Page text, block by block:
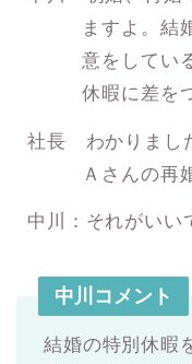
ますよ。結
意をしてい
休暇に差を
社長 わかりまし
Ａさんの再
中川：それがいい
中川コメント
結婚の特別休暇